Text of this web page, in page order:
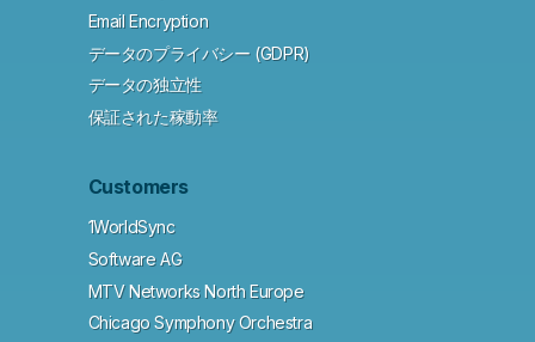
Email Encryption
データのプライバシー (GDPR)
データの独立性
保証された稼動率
Customers
1WorldSync
Software AG
MTV Networks North Europe
Chicago Symphony Orchestra